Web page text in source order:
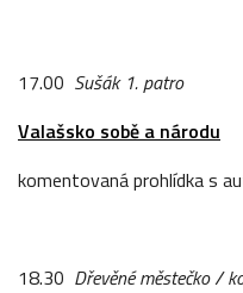
17.00 Sušák 1. patro
Valašsko sobě a národu
komentovaná prohlídka s
18.30 Dřevěné městečko /